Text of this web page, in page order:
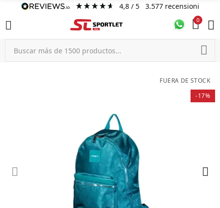
4,8/ 5 3.577 recensioni
0
FUERA DE STOCK
-17%